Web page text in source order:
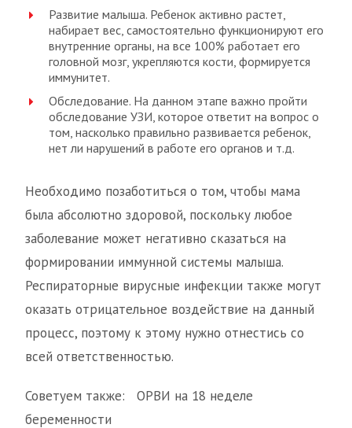
Развитие малыша. Ребенок активно растет,
набирает вес, самостоятельно функционируют его
внутренние органы, на все 100% работает его
головной мозг, укрепляются кости, формируется
иммунитет.
Обследование. На данном этапе важно пройти
обследование УЗИ, которое ответит на вопрос о
том, насколько правильно развивается ребенок,
нет ли нарушений в работе его органов и т.д.
Необходимо позаботиться о том, чтобы мама
была абсолютно здоровой, поскольку любое
заболевание может негативно сказаться на
формировании иммунной системы малыша.
Респираторные вирусные инфекции также могут
оказать отрицательное воздействие на данный
процесс, поэтому к этому нужно отнестись со
всей ответственностью.
Советуем также: ОРВИ на 18 неделе
беременности